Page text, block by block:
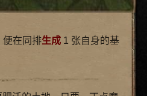
便在同排生成 1 张自身的基